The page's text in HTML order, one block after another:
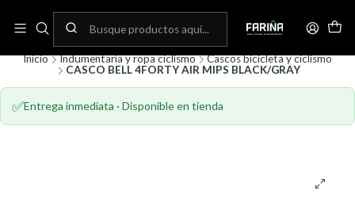
Envíos gratis por compras sobre 80.000! (No aplica para bicicletas)
Inicio Indumentaria y ropa ciclismo
Cascos bicicleta y ciclismo
CASCO BELL 4FORTY AIR MIPS BLACK/GRAY
✅Entrega inmediata · Disponible en tienda